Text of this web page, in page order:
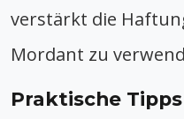
verstärkt die
Mordant zu
Praktische